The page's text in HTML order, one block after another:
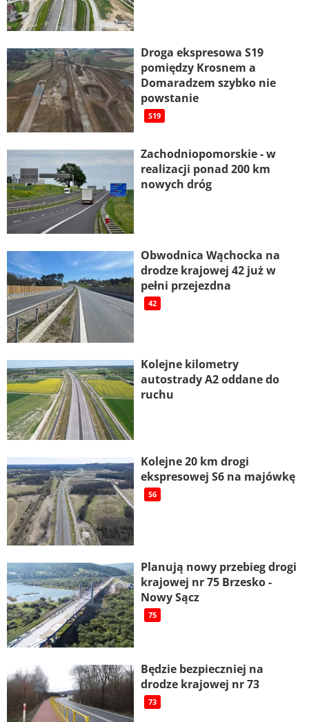
Droga ekspresowa S19
pomiędzy Krosnem a
Domaradzem szybko nie
powstanie
S19
Zachodniopomorskie - w
realizacji ponad 200 km
nowych dróg
Obwodnica Wąchocka na
drodze krajowej 42 już w
pełni przejezdna
42
Kolejne kilometry
autostrady A2 oddane do
ruchu
Kolejne 20 km drogi
ekspresowej S6 na majówkę
S6
Planują nowy przebieg drogi
krajowej nr 75 Brzesko -
Nowy Sącz
75
Będzie bezpieczniej na
drodze krajowej nr 73
73